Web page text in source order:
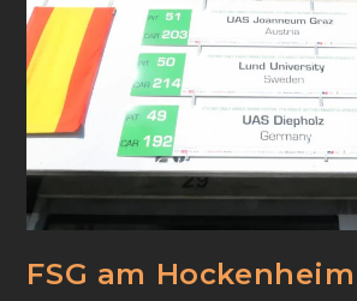
FSG am